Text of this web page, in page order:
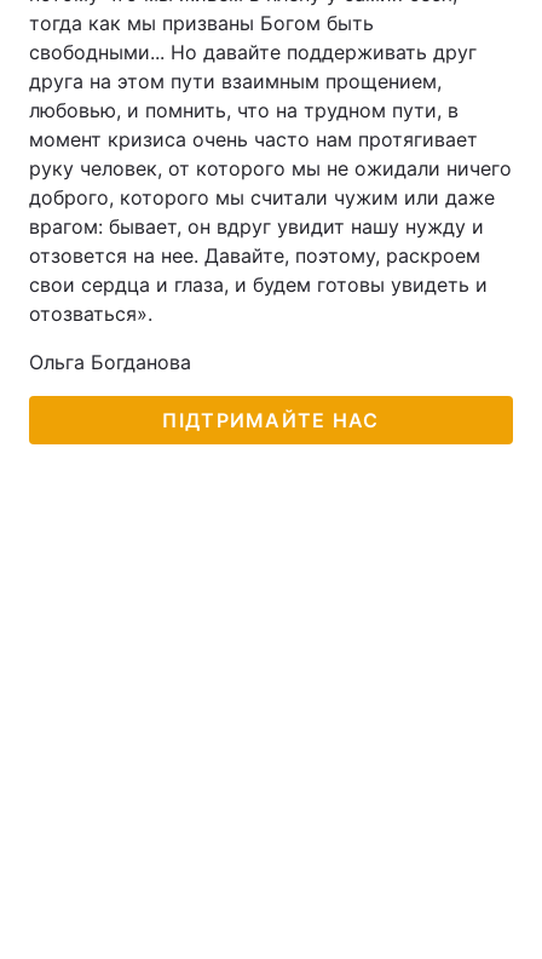
тогда как мы призваны Богом быть
свободными... Но давайте поддерживать друг
друга на этом пути взаимным прощением,
любовью, и помнить, что на трудном пути, в
момент кризиса очень часто нам протягивает
руку человек, от которого мы не ожидали ничего
доброго, которого мы считали чужим или даже
врагом: бывает, он вдруг увидит нашу нужду и
отзовется на нее. Давайте, поэтому, раскроем
свои сердца и глаза, и будем готовы увидеть и
отозваться».
Ольга Богданова
ПІДТРИМАЙТЕ НАС